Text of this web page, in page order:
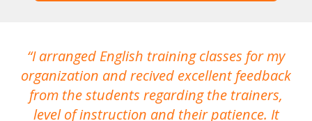
I arranged English training classes for my
organization and recived excellent feedback
from the students regarding the trainers,
level of instruction and their patience. It